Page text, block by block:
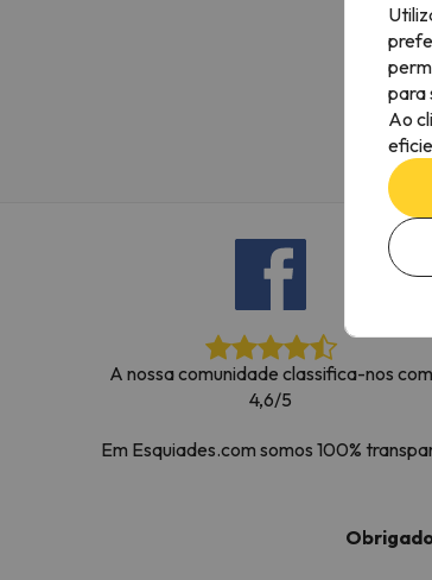
Bem, parece que o nosso
A nossa comunidade classifica-nos com
4,6/5
Em Esquiades.com somos 100%
para
Ao